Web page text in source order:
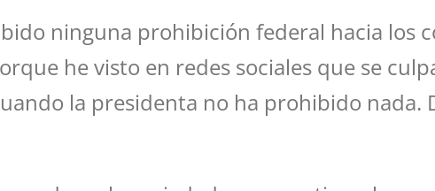
ninguna prohibición federal hacia los
he visto en redes sociales que se
la presidenta no ha prohibido nada.